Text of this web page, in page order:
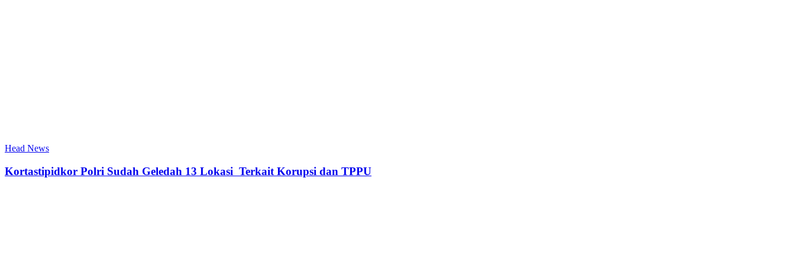
Head News
Kortastipidkor Polri Sudah Geledah 13 Lokasi Terkait Korupsi dan TPPU